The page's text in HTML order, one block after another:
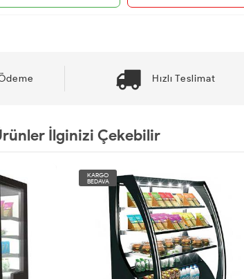
Hızlı Teslimat
İlginizi Çekebilir
KARGO
BEDAVA